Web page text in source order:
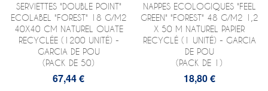
SERVIETTES "DOUBLE POINT"
ECOLABEL "FOREST" 18 G/M2
40X40 CM NATUREL OUATE
RECYCLÉE (1200 UNITÉ) -
GARCIA DE POU
(PACK DE 50)
67,44 €
NAPPES ECOLOGIQUES "FEEL
GREEN" "FOREST" 48 G/M2 1,2
X 50 M NATUREL PAPIER
RECYCLÉ (1 UNITÉ) - GARCIA
DE POU
(PACK DE 1)
18,80 €